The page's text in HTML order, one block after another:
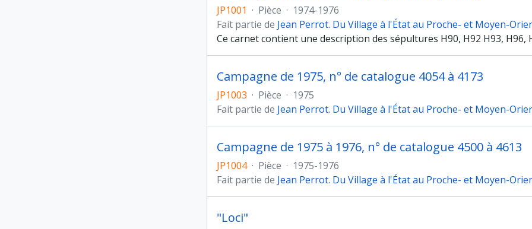
JP1001 · Pièce · 1974-1976
Fait partie de Jean Perrot. Du Village à l'État au Proche- et Moyen-
Ce carnet contient une description des sépultures H90, H92 H93, H96,
Campagne de 1975, n° de catalogue 4054 à 4173
JP1003 · Pièce · 1975
Fait partie de Jean Perrot. Du Village à l'État au Proche- et Moyen-
Campagne de 1975 à 1976, n° de catalogue 4500 à 4613
JP1004 · Pièce · 1975-1976
Fait partie de Jean Perrot. Du Village à l'État au Proche- et Moyen-
"Loci"